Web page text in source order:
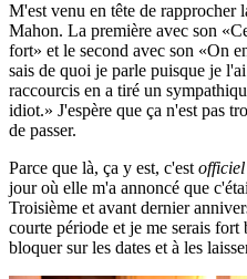
M'est venu en tête de rapprocher
Mahon. La première avec son
fort
et le second avec son
On
sais de quoi je parle puisque je
raccourcis en a tiré un
idiot.
J'espère que ça n'est pas
de passer.
Parce que là, ça y est, c'est officiel
jour où elle m'a annoncé que
Troisième et avant dernier
courte période et je me serais fort
bloquer sur les dates et à les